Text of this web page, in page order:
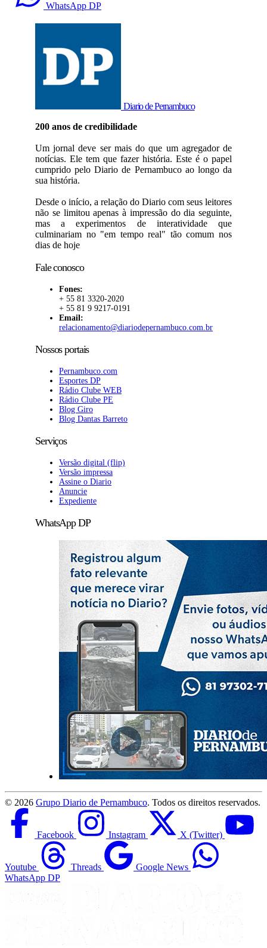
WhatsApp DP
Diario de Pernambuco
200 anos de credibilidade
Um jornal deve ser mais do que um agregador de
notícias. Ele tem que fazer história. Este é o papel
cumprido pelo Diario de Pernambuco ao longo da
sua história.
Desde o início, a relação do Diario com seus leitores
não se limitou apenas à impressão do dia seguinte,
mas a experimentos de interatividade que
culminariam no "em tempo real" tão comum nos
dias de hoje
Fale conosco
Fones:
+ 55 81 3320-2020
+ 55 81 9 9217-0191
Email:
relacionamento@diariodepernambuco.com.br
Nossos portais
Pernambuco.com
Esportes DP
Rádio Clube WEB
Rádio Clube PE
Blog Giro
Blog Dantas Barreto
Serviços
Versão digital (flip)
Versão impressa
Assine o Diario
Anuncie
Expediente
WhatsApp DP
© 2026 Grupo Diario de Pernambuco. Todos os direitos reservados.
Facebook Instagram X (Twitter)
Youtube Threads
Google News
WhatsApp DP